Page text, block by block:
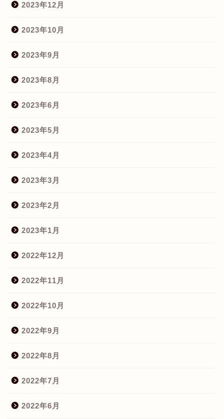
2023年12月
2023年10月
2023年9月
2023年8月
2023年6月
2023年5月
2023年4月
2023年3月
2023年2月
2023年1月
2022年12月
2022年11月
2022年10月
2022年9月
2022年8月
2022年7月
2022年6月